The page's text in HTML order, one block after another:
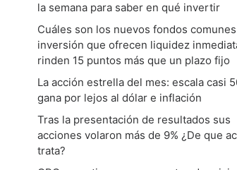
la semana para saber en qué invertir
Cuáles son los nuevos fondos
inversión que ofrecen liquidez
rinden 15 puntos más que un plazo fijo
La acción estrella del mes: escala casi
gana por lejos al dólar e inflación
Tras la presentación de resultados sus
acciones volaron más de 9% ¿De que
trata?